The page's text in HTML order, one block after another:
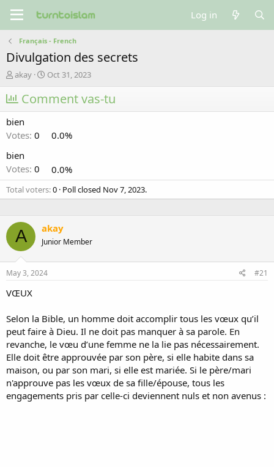
Log in
Français - French
Divulgation des secrets
T
h
r
e
a
d
s
a
r
t
e
akay
S
t
a
r
Oct 31, 2023
Comment vas-tu
bien
Votes: 0
0.0%
bien
Votes: 0 0.0%
Total voters 0 Poll closed Nov 7, 2023.
A akay
Junior Member
May 3, 2024 #21
VŒUX
Selon la Bible, un homme doit accomplir tous les vœux qu’il
peut faire à Dieu. Il ne doit pas manquer à sa parole. En
revanche, le vœu d’une femme ne la lie pas nécessairement.
Elle doit être approuvée par son père, si elle habite dans sa
maison, ou par son mari, si elle est mariée. Si le père/mari
n'approuve pas les vœux de sa fille/épouse, tous les
engagements pris par celle-ci deviennent nuls et non avenus :